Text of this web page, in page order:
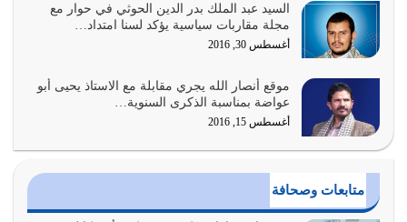
أبرز أسباب الشقاء هو الإعراض عن ذكر الله وعن هدى الله
المتمثل في القرآن الكريم
يوليو 31, 2026
أولياء الشيطان كلما كانوا أكثر ولاءً وطاعة للشيطان كلما كانوا
أكثر ضعفاً
يوليو 30, 2026
وعد الله تعالى من يُقتل في سبيله بالحياة الأبدية والرزق
والاستبشار والنجاة والخلود في…
يوليو 29, 2026
السيد عبد الملك بدر الدين الحوثي في حوار مع
مجلة مقاربات سياسية يؤكد لسنا امتداد…
أغسطس 30, 2016
موقع أنصار الله يجري مقابلة مع الاستاذ يحيى أبو
عواضة بمناسبة الذكرى السنوية…
أغسطس 15, 2016
متابعات وصحافة